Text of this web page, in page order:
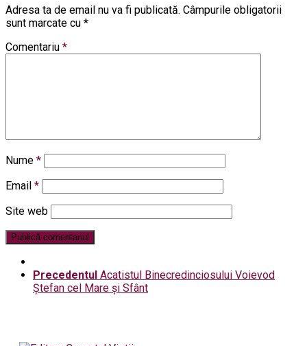
Adresa ta de email nu va fi publicată. Câmpurile obligatorii
sunt marcate cu *
Comentariu *
Nume *
Email *
Site web
Precedentul Acatistul Binecredinciosului Voievod
Ștefan cel Mare şi Sfânt